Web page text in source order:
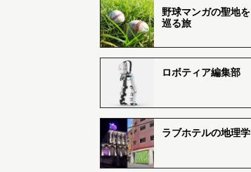
野球マンガの聖地を
巡る旅
ロボティア編集部
ラブホテルの地理学